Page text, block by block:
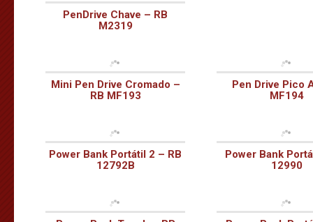
PenDrive Chave – RB
M2319
Mini Pen Drive Cromado –
RB MF193
Pen Drive Pico
MF194
Power Bank Portátil 2 – RB
12792B
Power Bank
12990